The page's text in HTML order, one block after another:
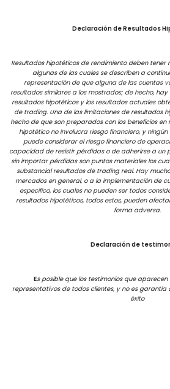
Declaración de Resultados
Resultados hipotéticos de rendimiento deben tener
algunas de las cuales se describen a
representación de que alguna de las cuentas
resultados similares a los mostrados; de hecho,
resultados hipotéticos y los resultados actuales
de trading. Una de las limitaciones de resultados
hecho de que son preparados con los beneficios
hipotético no involucra riesgo financiero, y
puede considerar el riesgo financiero de
capacidad de resistir pérdidas o de adherirse a
sin importar pérdidas son puntos materiales los
substancial resultados de trading real. Hay
mercados en general, o a la implementación de
especifico, los cuales no pueden ser todos
resultados hipotéticos, todos estos, pueden
forma adversa.
Declaración de
Es posible que los testimonios que aparecen
representativos de todos clientes, y no es garantía
éxito